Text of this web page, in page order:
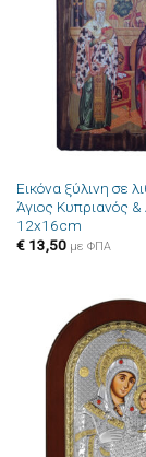
Εικόνα ξύλινη σε
Άγιος Κυπριανός &
12x16cm
€13,50 με ΦΠΑ